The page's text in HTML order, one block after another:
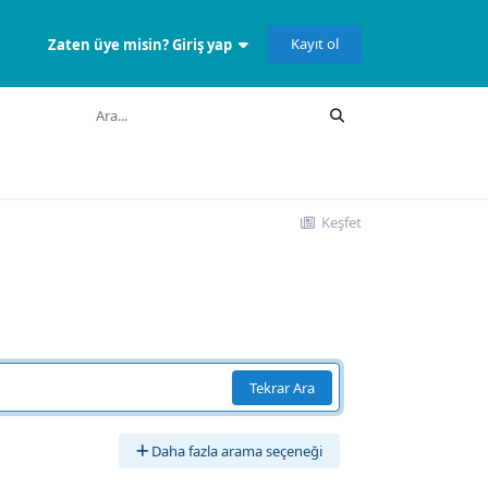
Zaten üye misin? Giriş yap Kayıt ol
Keşfet
Tekrar Ara
Daha fazla arama seçeneği